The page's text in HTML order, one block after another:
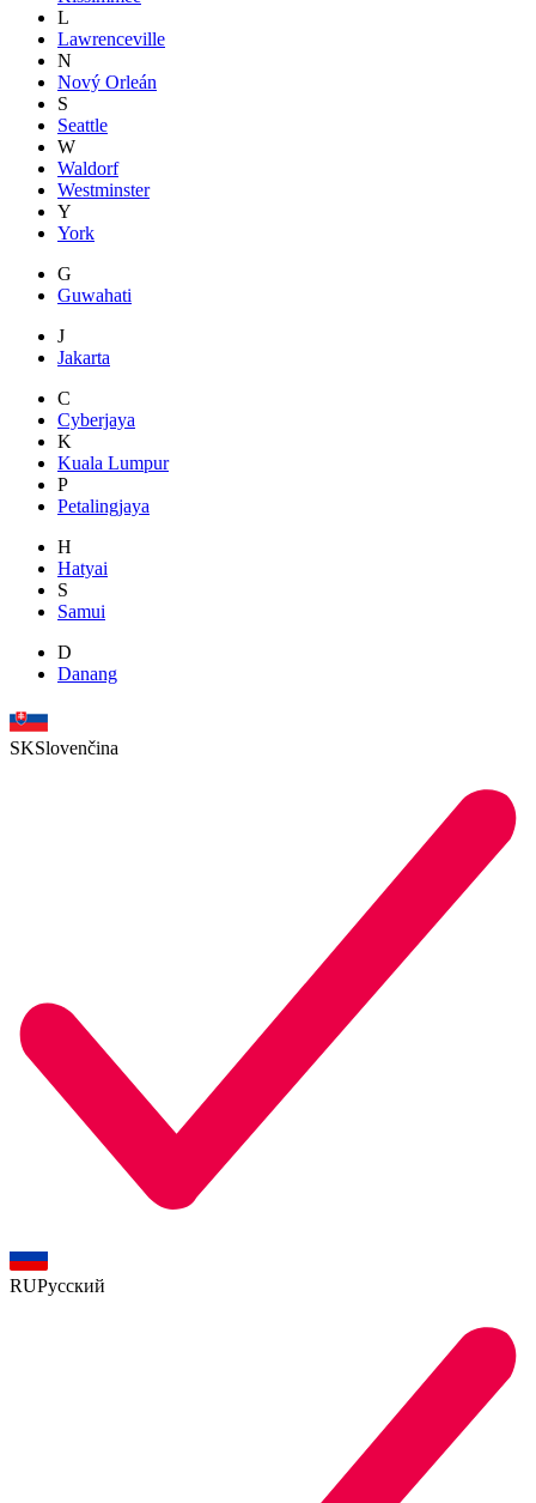
L
Lawrenceville
N
Nový Orleán
S
Seattle
W
Waldorf
Westminster
Y
York
G
Guwahati
J
Jakarta
C
Cyberjaya
K
Kuala Lumpur
P
Petalingjaya
H
Hatyai
S
Samui
D
Danang
SKSlovenčina
RUРусский